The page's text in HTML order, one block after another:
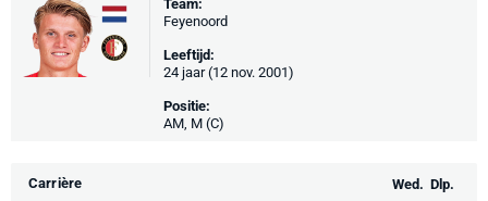
Team:
Feyenoord
Leeftijd:
24 jaar (12 nov. 2001)
Positie:
AM, M (C)
Carrière Wed. Dlp.